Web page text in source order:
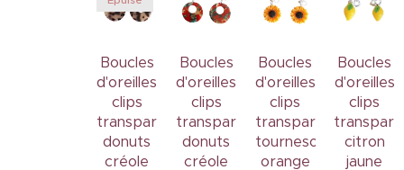
Boucles
d'oreilles
clips
transparents
donuts
créole
Boucles
d'oreilles
clips
transparents
donuts
créole
Boucles
d'oreilles
clips
transparents
tournesol
orange
Boucles
d'oreilles
clips
citron
jaune